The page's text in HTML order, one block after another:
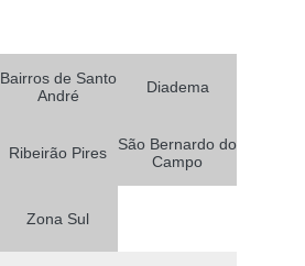
Bairros de Santo
André
Diadema
Ribeirão Pires
São Bernardo do
Campo
Zona Sul